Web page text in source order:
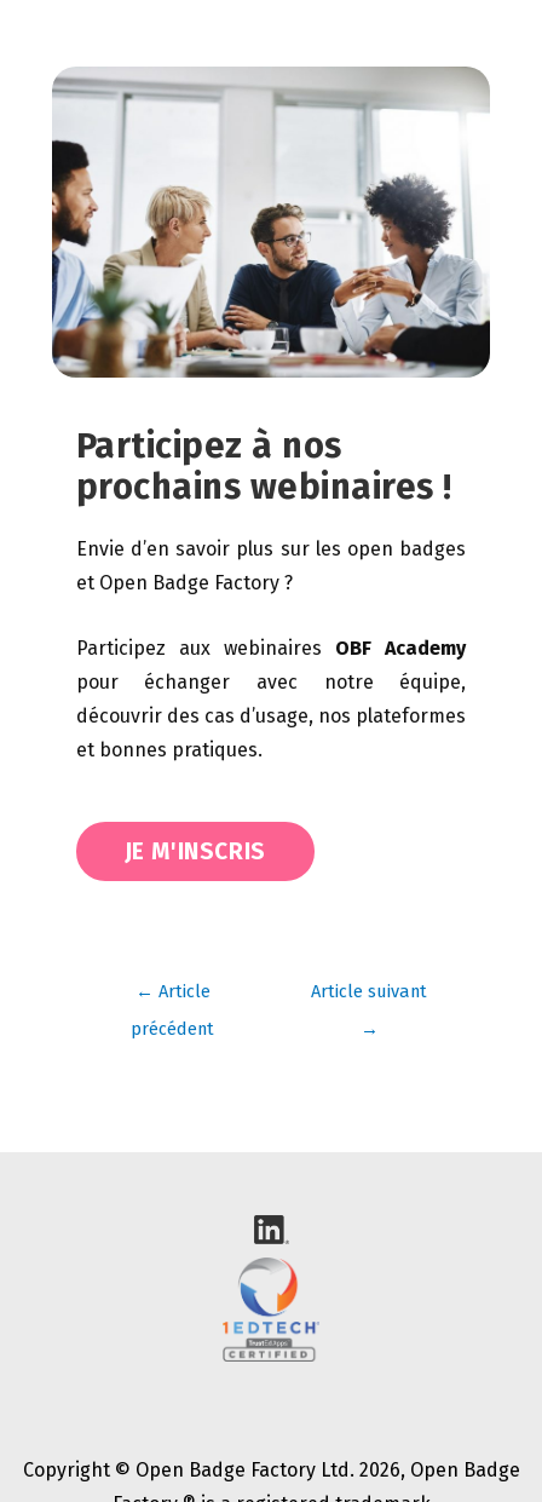
Participez à nos
prochains webinaires !
Envie d’en savoir plus sur les open badges
et Open Badge Factory ?
Participez aux webinaires OBF Academy
pour échanger avec notre équipe,
découvrir des cas d’usage, nos plateformes
et bonnes pratiques.
JE M'INSCRIS
← Article
précédent
Article suivant
→
Copyright © Open Badge Factory Ltd. 2026, Open Badge